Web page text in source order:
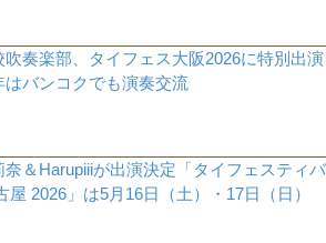
吹奏楽部、タイフェス大阪2026に特別出演
バンコクでも演奏交流
奈＆Harupiiiが出演決定「タイフェスティバ
屋 2026」は5月16日（土）・17日（日）